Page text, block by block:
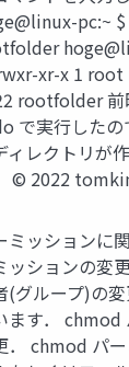
pc:~
xr-x 1 root
rootfolder 前
で実行した
ィレクトリが
©︎ 2022
ミッションに
ッションの変
(グループ)の
ます． chmod
． chmod パ